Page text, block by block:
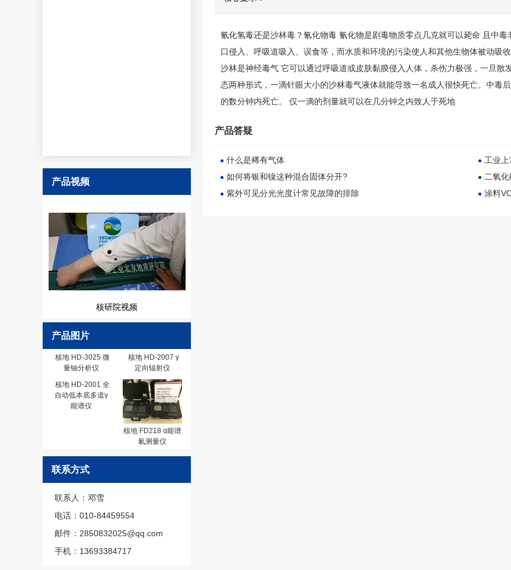
产品视频
核研院视频
产品图片
核地 HD-3025 微
量铀分析仪
核地 HD-2007 γ
定向辐射仪
核地 HD-2001 全
自动低本底多道γ
能谱仪
核地 FD218 α能谱
氡测量仪
联系方式
联系人：邓雪
电话：010-84459554
邮件：2850832025@qq.com
手机：13693384717
氰化氢毒还是沙林毒 ？氰化物毒 氰化物是剧毒物质零点几克就可以毙命 且中
口侵入、呼吸道吸入、误食等，而水质和环境的污染使人和其他生物体被动吸
沙林是神经毒气 它可以通过呼吸道或皮肤黏膜侵入人体，杀伤力极强，一旦
态两种形式，一滴针眼大小的沙林毒气液体就能导致一名成人很快死亡。中毒
的数分钟内死亡。 仅一滴的剂量就可以在几分钟之内致人于死地
产品答疑
什么是稀有气体
如何将银和镍这种混合固体分开?
紫外可见分光光度计常见故障的排除
工业
二氧
涂料